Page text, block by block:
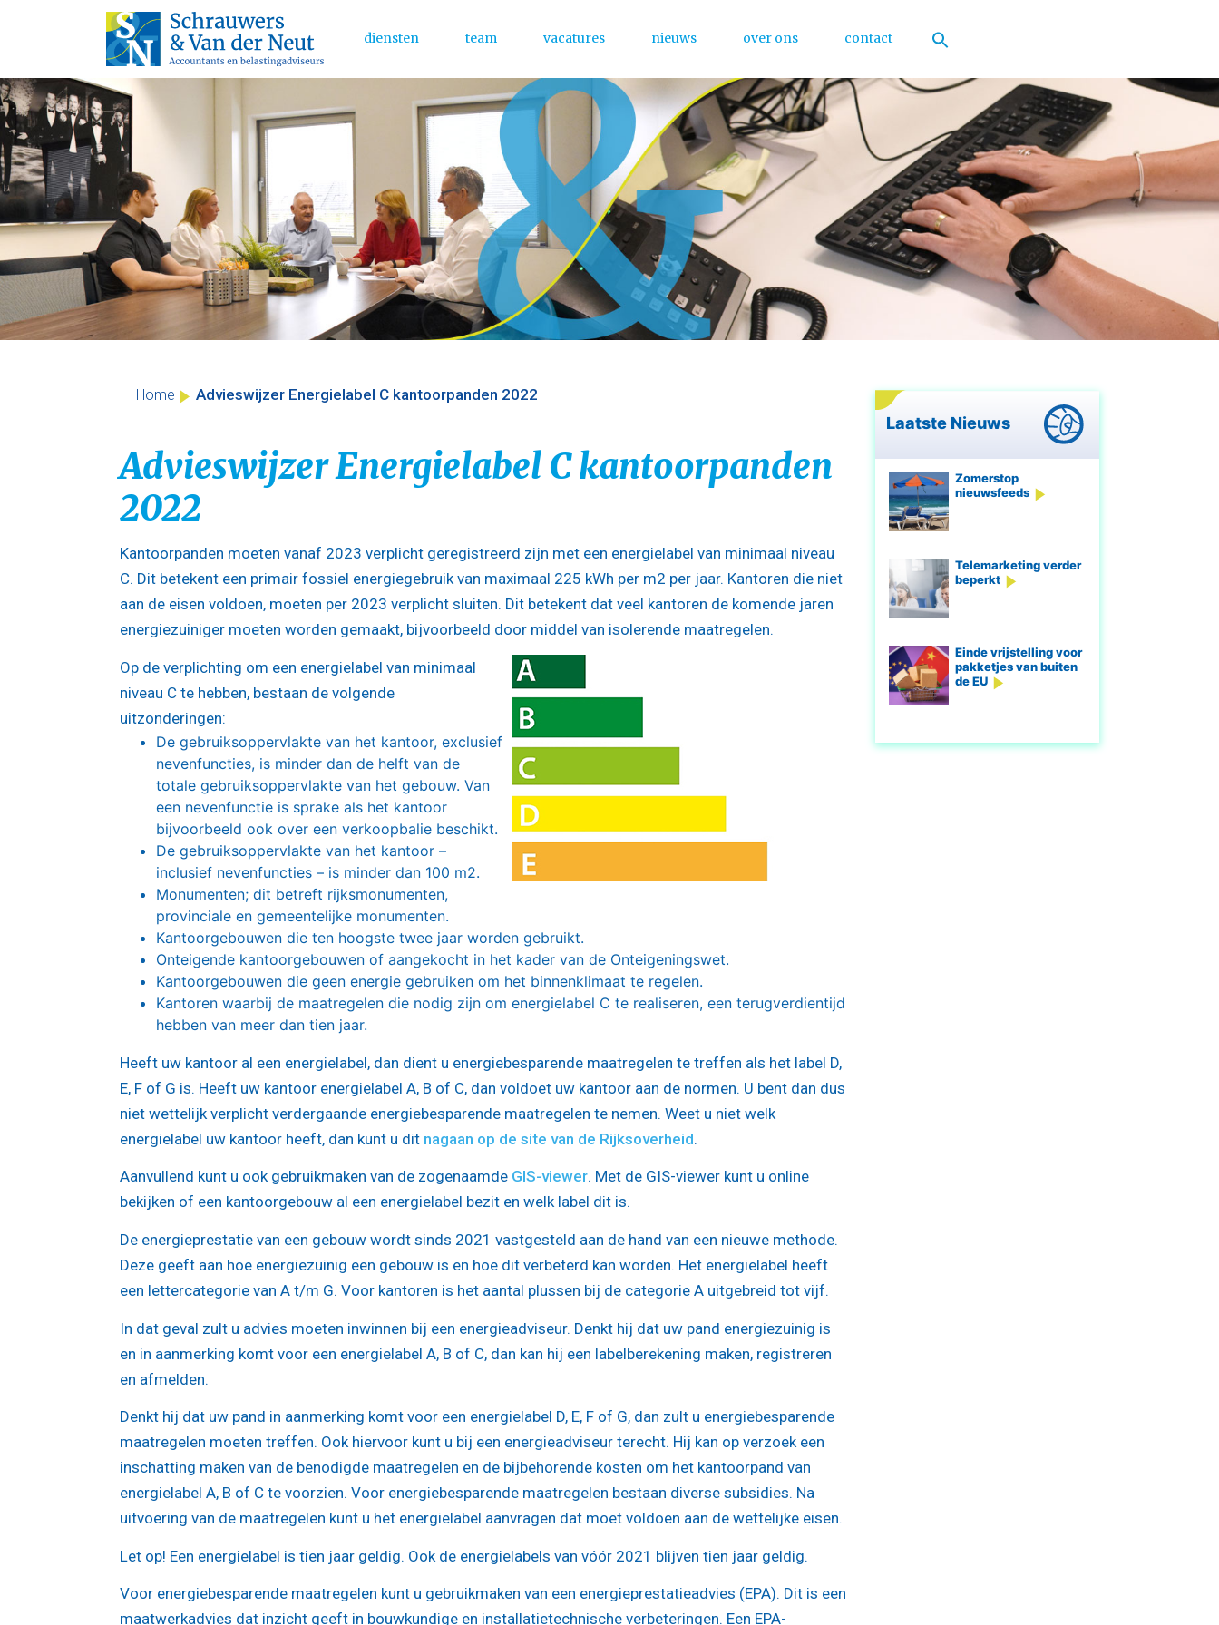
Skip
to
content
Main Menu
diensten team vacatures nieuws over ons contact
Home Advieswijzer Energielabel C kantoorpanden 2022
Advieswijzer Energielabel C kantoorpanden
2022
Kantoorpanden moeten vanaf 2023 verplicht geregistreerd zijn met een energielabel van minimaal niveau
C. Dit betekent een primair fossiel energiegebruik van maximaal 225 kWh per m2 per jaar. Kantoren die niet
aan de eisen voldoen, moeten per 2023 verplicht sluiten. Dit betekent dat veel kantoren de komende jaren
energiezuiniger moeten worden gemaakt, bijvoorbeeld door middel van isolerende maatregelen.
Op de verplichting om een energielabel van minimaal
niveau C te hebben, bestaan de volgende
uitzonderingen:
De gebruiksoppervlakte van het kantoor, exclusief
nevenfuncties, is minder dan de helft van de
totale gebruiksoppervlakte van het gebouw. Van
een nevenfunctie is sprake als het kantoor
bijvoorbeeld ook over een verkoopbalie beschikt.
De gebruiksoppervlakte van het kantoor –
inclusief nevenfuncties – is minder dan 100 m2.
Monumenten; dit betreft rijksmonumenten,
provinciale en gemeentelijke monumenten.
Kantoorgebouwen die ten hoogste twee jaar worden gebruikt.
Onteigende kantoorgebouwen of aangekocht in het kader van de Onteigeningswet.
Kantoorgebouwen die geen energie gebruiken om het binnenklimaat te regelen.
Kantoren waarbij de maatregelen die nodig zijn om energielabel C te realiseren, een terugverdientijd
hebben van meer dan tien jaar.
Heeft uw kantoor al een energielabel, dan dient u energiebesparende maatregelen te treffen als het label D,
E, F of G is. Heeft uw kantoor energielabel A, B of C, dan voldoet uw kantoor aan de normen. U bent dan dus
niet wettelijk verplicht verdergaande energiebesparende maatregelen te nemen. Weet u niet welk
energielabel uw kantoor heeft, dan kunt u dit nagaan op de site van de Rijksoverheid.
Aanvullend kunt u ook gebruikmaken van de zogenaamde GIS-viewer. Met de GIS-viewer kunt u online
bekijken of een kantoorgebouw al een energielabel bezit en welk label dit is.
De energieprestatie van een gebouw wordt sinds 2021 vastgesteld aan de hand van een nieuwe methode.
Deze geeft aan hoe energiezuinig een gebouw is en hoe dit verbeterd kan worden. Het energielabel heeft
een lettercategorie van A t/m G. Voor kantoren is het aantal plussen bij de categorie A uitgebreid tot vijf.
In dat geval zult u advies moeten inwinnen bij een energieadviseur. Denkt hij dat uw pand energiezuinig is
en in aanmerking komt voor een energielabel A, B of C, dan kan hij een labelberekening maken, registreren
en afmelden.
Denkt hij dat uw pand in aanmerking komt voor een energielabel D, E, F of G, dan zult u energiebesparende
maatregelen moeten treffen. Ook hiervoor kunt u bij een energieadviseur terecht. Hij kan op verzoek een
inschatting maken van de benodigde maatregelen en de bijbehorende kosten om het kantoorpand van
energielabel A, B of C te voorzien. Voor energiebesparende maatregelen bestaan diverse subsidies. Na
uitvoering van de maatregelen kunt u het energielabel aanvragen dat moet voldoen aan de wettelijke eisen.
Let op! Een energielabel is tien jaar geldig. Ook de energielabels van vóór 2021 blijven tien jaar geldig.
Voor energiebesparende maatregelen kunt u gebruikmaken van een energieprestatieadvies (EPA). Dit is een
maatwerkadvies dat inzicht geeft in bouwkundige en installatietechnische verbeteringen. Een EPA-
Laatste Nieuws
Zomerstop
nieuwsfeeds
Telemarketing verder
beperkt
Einde vrijstelling voor
pakketjes van buiten
de EU